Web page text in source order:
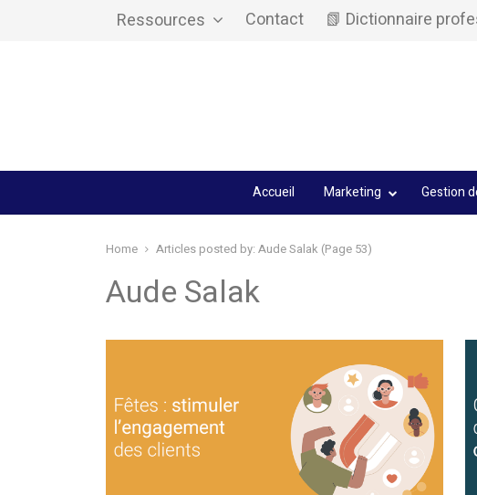
Ressources Contact 📗 Dictionnaire
Accueil Marketing Gestion
Home Articles posted by: Aude Salak (Page 53)
Aude Salak